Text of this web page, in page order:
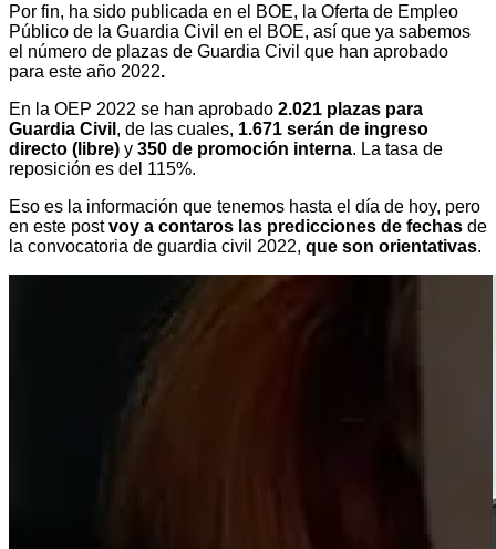
Por fin, ha sido publicada en el BOE, la Oferta de Empleo
Público de la Guardia Civil en el BOE, así que ya sabemos
el número de plazas de Guardia Civil que han aprobado
para este año 2022.
En la OEP 2022 se han aprobado 2.021 plazas para
Guardia Civil , de las cuales, 1.671 serán de ingreso
directo (libre) y 350 de promoción interna. La tasa de
reposición es del 115%.
Eso es la información que tenemos hasta el día de hoy, pero
en este postvoy a contaros las predicciones de fechas de
la convocatoria de guardia civil 2022, que son orientativas.